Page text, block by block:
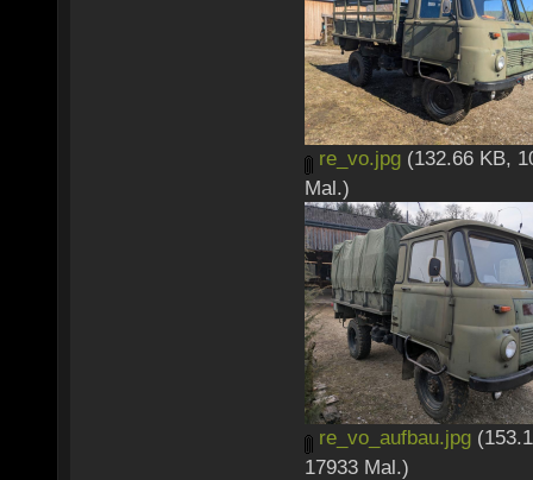
re_vo.jpg (132.66 KB,
Mal.)
re_vo_aufbau.jpg
17933 Mal.)